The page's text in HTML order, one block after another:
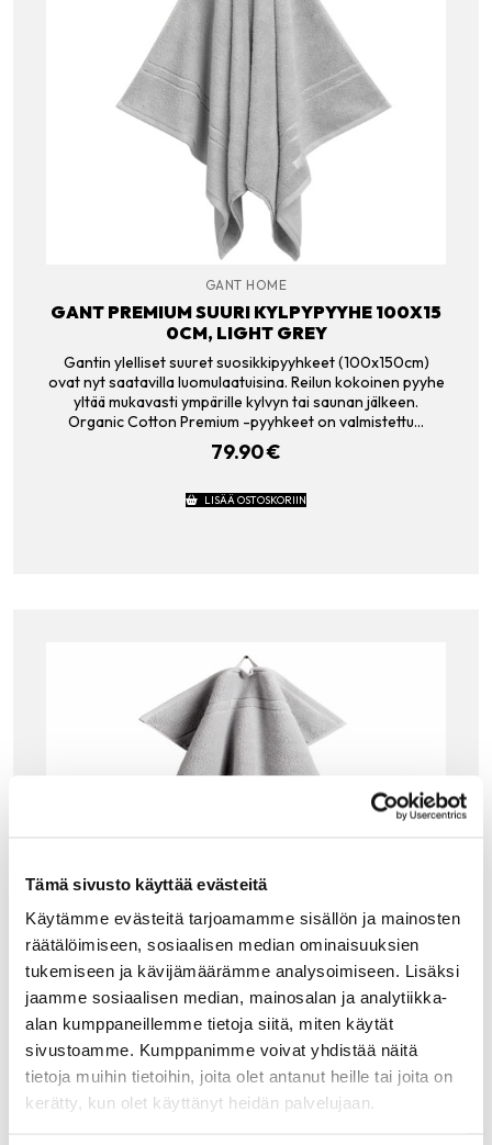
Tämä sivusto käyttää evästeitä
Käytämme evästeitä tarjoamamme sisällön ja mainosten
räätälöimiseen, sosiaalisen median ominaisuuksien
tukemiseen ja kävijämäärämme analysoimiseen. Lisäksi
jaamme sosiaalisen median, mainosalan ja analytiikka-
alan kumppaneillemme tietoja siitä, miten käytät
sivustoamme. Kumppanimme voivat yhdistää näitä
tietoja muihin tietoihin, joita olet antanut heille tai joita on
kerätty, kun olet käyttänyt heidän palvelujaan.
GANT HOME
GANT PREMIUM SUURI KYLPYPYYHE 100X15
0CM, LIGHT GREY
Gantin ylelliset suuret suosikkipyyhkeet (100x150cm)
ovat nyt saatavilla luomulaatuisina. Reilun kokoinen pyyhe
yltää mukavasti ympärille kylvyn tai saunan jälkeen.
Organic Cotton Premium -pyyhkeet on valmistettu…
79.90€
LISÄÄ OSTOSKORIIN
GANT HOME
GANT ORGANIC PREMIUM KÄSIPYYHE, LIGH
T GREY